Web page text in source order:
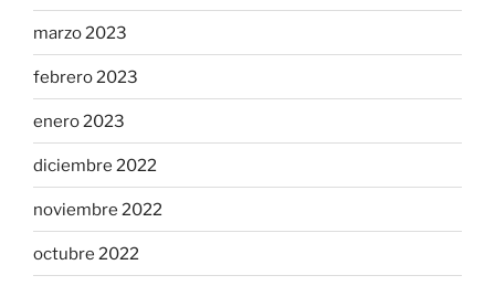
marzo 2023
febrero 2023
enero 2023
diciembre 2022
noviembre 2022
octubre 2022